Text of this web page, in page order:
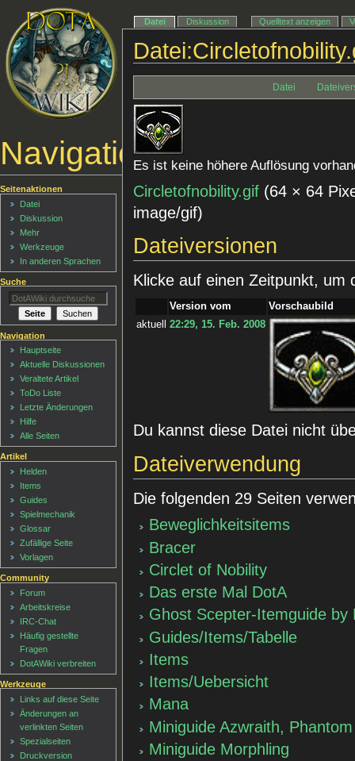
Datei
Es ist keine höhere Auflösung
Circletofnobility.gif (64 × 64
image/gif)
Dateiversionen
Klicke auf einen Zeitpunkt, um
Version vom
Vorschaubild
aktuell
22:29, 15. Feb. 2008
Du kannst diese Datei nicht
Dateiverwendung
Die folgenden 29 Seiten
Beweglichkeitsitems
Bracer
Circlet of Nobility
Das erste Mal DotA
Ghost Scepter-Itemguide by
Guides/Items/Tabelle
Items
Items/Uebersicht
Mana
Miniguide Azwraith,
Miniguide Morphling
Navigationsmenü
Datei Diskussion Quelltext anzeigen
Seitenaktionen
Datei
Diskussion
Mehr
Werkzeuge
In anderen Sprachen
Suche
Navigation
Hauptseite
Aktuelle Diskussionen
Veraltete Artikel
ToDo Liste
Letzte Änderungen
Hilfe
Alle Seiten
Artikel
Helden
Items
Guides
Spielmechanik
Glossar
Zufällige Seite
Vorlagen
Community
Forum
Arbeitskreise
IRC-Chat
Häufig gestellte
Fragen
DotAWiki verbreiten
Werkzeuge
Links auf diese Seite
Änderungen an
verlinkten Seiten
Spezialseiten
Druckversion